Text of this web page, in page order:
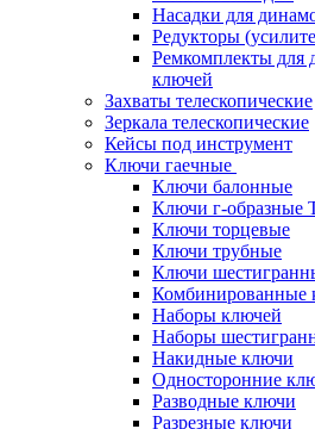
Насадки для
Редукторы
Ремкомплекты для
ключей
Захваты телескопические
Зеркала телескопические
Кейсы под инструмент
Ключи гаечные
Ключи балонные
Ключи г-образные
Ключи торцевые
Ключи трубные
Ключи
Комбинированные
Наборы ключей
Наборы
Накидные ключи
Односторонние
Разводные ключи
Разрезные ключи